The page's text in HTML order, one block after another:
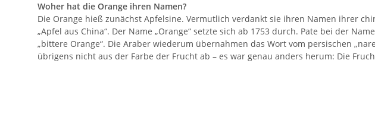
Woher hat die Orange ihren Namen?
Die Orange hieß zunächst Apfelsine. Vermutlich verdankt sie ihren Namen ihrer
„Apfel aus China“. Der Name „Orange“ setzte sich ab 1753 durch. Pate bei der
„bittere Orange“. Die Araber wiederum übernahmen das Wort vom persischen
übrigens nicht aus der Farbe der Frucht ab – es war genau anders herum: Die